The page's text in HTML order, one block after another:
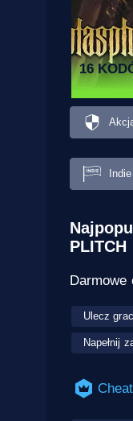
16
Indie
PLITCH
Darmowe
Ulecz
Napełnij